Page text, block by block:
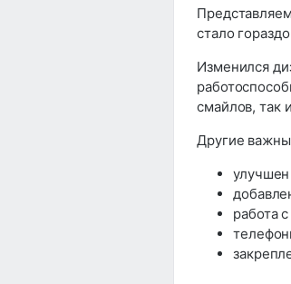
стало
Изменился
смайлов, так
Другие
работа